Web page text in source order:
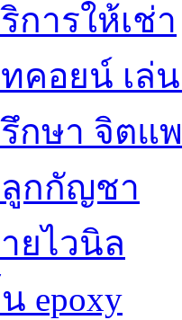
การให้เช่า
คอยน์ เล่น
กษา จิตแ
กกัญชา
ยไวนิล
epoxy